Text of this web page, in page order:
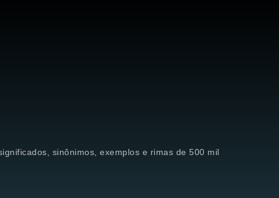
sinônimos, exemplos e rimas de 500 mil